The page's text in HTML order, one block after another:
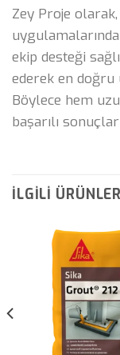
Zey Proje
ekip desteği
ederek en
Böylece hem
başarılı
İLGILI ÜRÜNLER